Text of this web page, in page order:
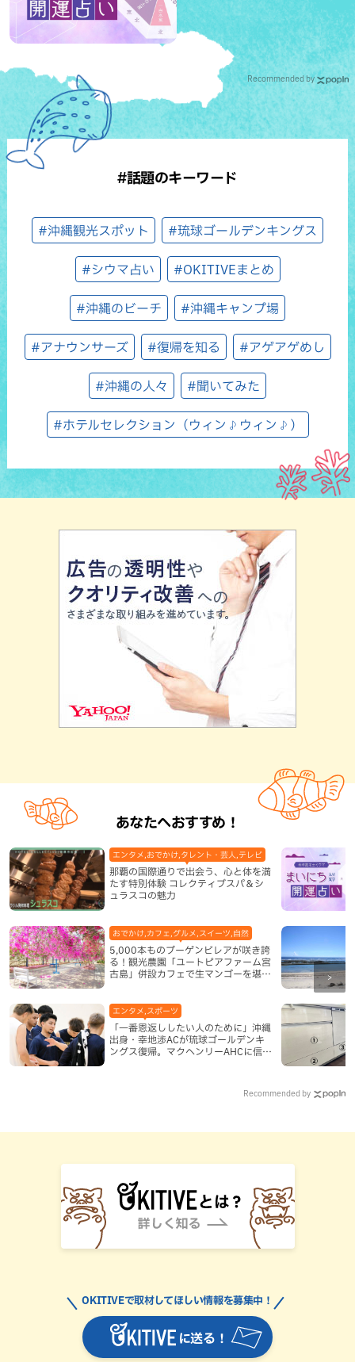
Recommended by
#話題のキーワード
#沖縄観光スポット #琉球ゴールデンキングス
#シウマ占い #OKITIVEまとめ
#沖縄のビーチ #沖縄キャンプ場
#アナウンサーズ #復帰を知る #アゲアゲめし
#沖縄の人々 #聞いてみた
#ホテルセレクション（ウィン♪ウィン♪）
あなたへおすすめ！
那覇の国際通りで出会う、心と体を満
たす特別体験 コレクティブスパ＆シ
ュラスコの魅力
エンタメ,おでかけ,タレント・芸人,テレビ
5,000本ものブーゲンビレアが咲き誇
る！観光農園「ユートピアファーム宮
古島」併設カフェで生マンゴーを堪能
おでかけ,カフェ,グルメ,スイーツ,自然
「一番恩返ししたい人のために」沖縄
出身・幸地渉ACが琉球ゴールデンキ
ングス復帰。マクヘンリーAHCに信頼
エンタメ,スポーツ
Recommended by
に送る！
OKITIVEで取材してほしい情報を募集中！